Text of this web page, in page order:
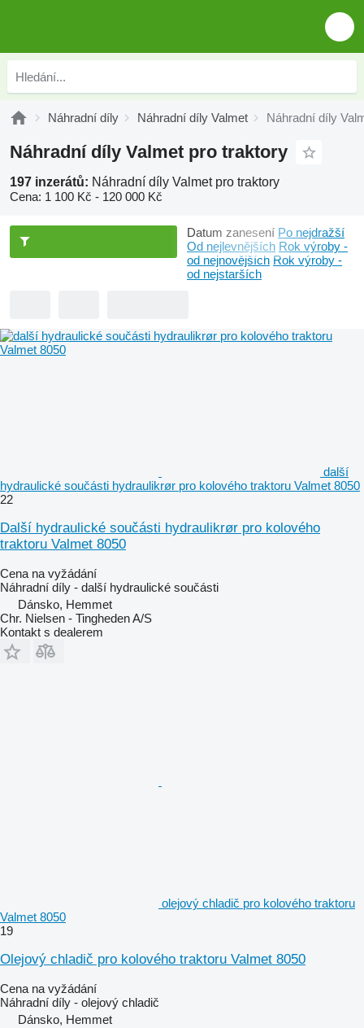
Náhradní díly Náhradní díly Valmet Náhradní díly
Náhradní díly Valmet pro traktory
197 inzerátů: Náhradní díly Valmet pro traktory
Cena: 1 100 Kč - 120 000 Kč
Datum zanesení Po nejdražší
Od nejlevnějších Rok výroby -
od nejnovějších Rok výroby -
od nejstarších
další
hydraulické součásti hydraulikrør pro kolového traktoru Valmet 8050
22
Další hydraulické součásti hydraulikrør pro kolového
traktoru Valmet 8050
Cena na vyžádání
Náhradní díly - další hydraulické součásti
Dánsko, Hemmet
Chr. Nielsen - Tingheden A/S
Kontakt s dealerem
olejový chladič pro kolového traktoru
Valmet 8050
19
Olejový chladič pro kolového traktoru Valmet 8050
Cena na vyžádání
Náhradní díly - olejový chladič
Dánsko, Hemmet